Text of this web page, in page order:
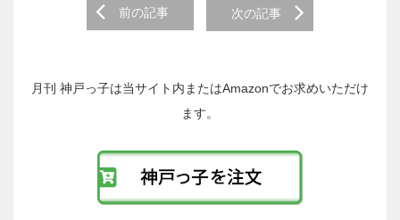
稿
前の記事 次の記事
月刊 神戸っ子は当サイト内またはAmazonでお求めいただけ
ます。